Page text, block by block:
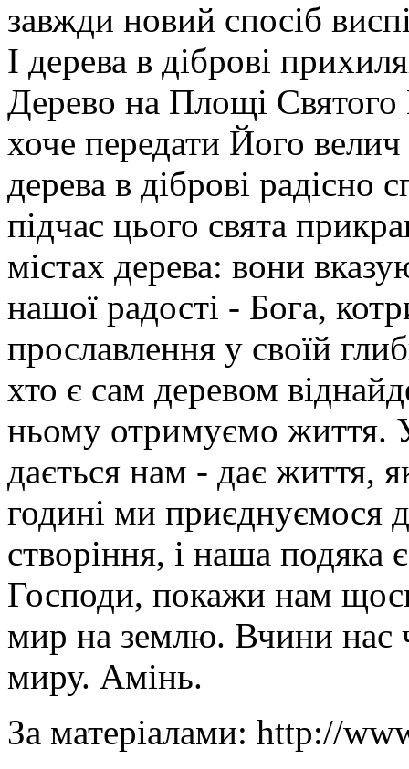
завжди новий спосіб
І дерева в діброві
Дерево на Площі
хоче передати Його
дерева в діброві радісно
підчас цього свята
містах дерева: вони
нашої радості - Бога,
прославлення у своїй
хто є сам деревом
ньому отримуємо життя.
дається нам - дає життя,
годині ми приєднуємося
створіння, і наша
Господи, покажи нам
мир на землю. Вчини нас
миру. Амінь.
За матеріалами: http://